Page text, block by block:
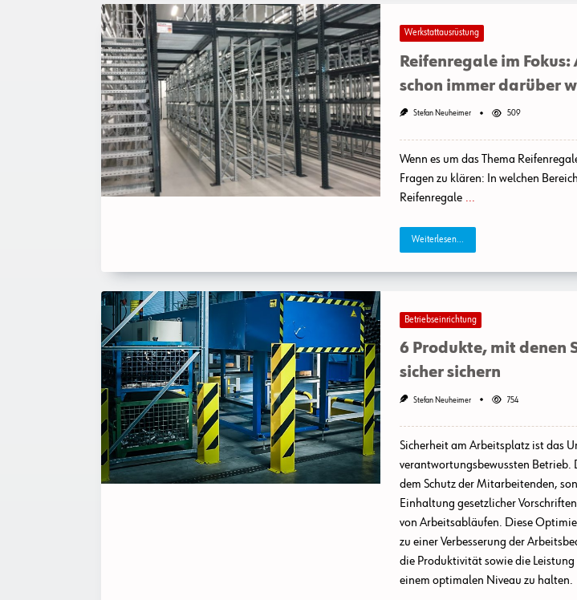
Werkstattausrüstung
Reifenregale im Fokus:
schon immer darüber
Stefan Neuheimer 509
Wenn es um das Thema
Fragen zu klären: In welchen
Reifenregale ...
Weiterlesen...
Betriebseinrichtung
6 Produkte, mit denen
sicher sichern
Stefan Neuheimer 754
Sicherheit am Arbeitsplatz ist das
verantwortungsbewussten Betrieb.
dem Schutz der Mitarbeitenden,
Einhaltung gesetzlicher
von Arbeitsabläufen. Diese
zu einer Verbesserung der
die Produktivität sowie die
einem optimalen Niveau zu halten.